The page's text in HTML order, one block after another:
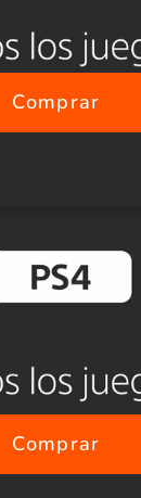
Comprar
Comprar